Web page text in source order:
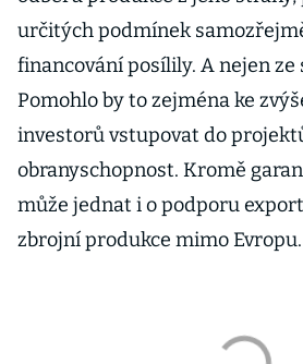
určitých podmínek
financování posílily. A nejen ze
Pomohlo by to zejména ke
investorů vstupovat do
obranyschopnost. Kromě
může jednat i o podporu
zbrojní produkce mimo Evropu.